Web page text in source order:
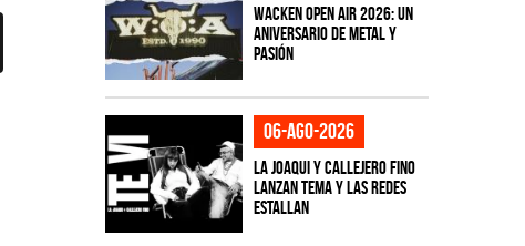
Wacken Open Air 2026: Un
aniversario de metal y
pasión
06-ago-2026
La Joaqui y Callejero Fino
lanzan tema y las redes
estallan